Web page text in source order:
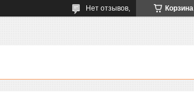
Корзина
Нет отзывов,